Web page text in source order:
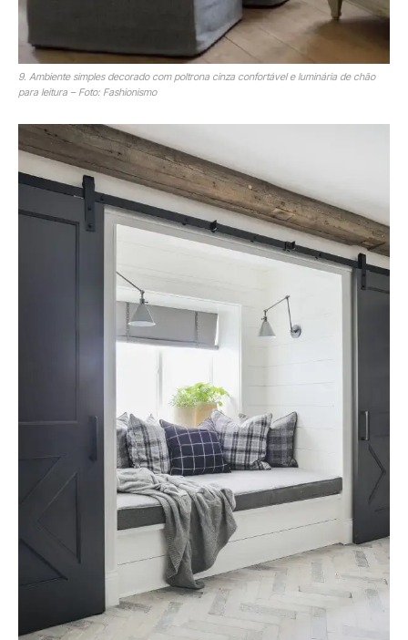
9. Ambiente simples decorado com poltrona cinza confortável e luminária de chão
para leitura – Foto: Fashionismo